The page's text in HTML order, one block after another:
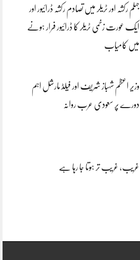
جہلم رکشہ اور ٹریلر میں تصادم رکشہ ڈرائیور اور
ایک عورت زخمی ٹریلر کا ڈرائیور فرار ہونے
میں کامیاب
وزیر اعظم شہباز شریف اور فیلڈ مارشل اہم
دورے پر سعودی عرب روانہ
غریب، غریب تر ہوتا جا رہا ہے